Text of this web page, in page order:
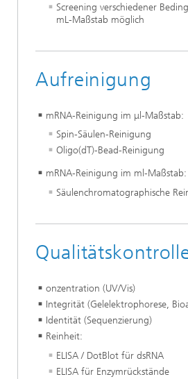
Screening verschiedener
mL-Maßstab möglich
Aufreinigung
mRNA-Reinigung im μl-Maßstab:
Spin-Säulen-Reinigung
Oligo(dT)-Bead-Reinigung
mRNA-Reinigung im ml-Maßstab:
Säulenchromatographische
onzentration (UV/Vis)
Integrität (Gelelektrophorese,
Identität (Sequenzierung)
Reinheit:
ELISA / DotBlot für dsRNA
ELISA für Enzymrückstände